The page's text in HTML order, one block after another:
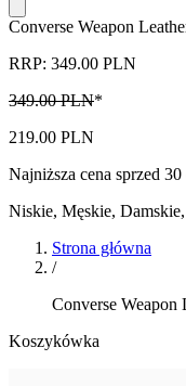
Converse Weapon
RRP: 349.00 PLN
349.00 PLN*
219.00 PLN
Najniższa cena sprzed
Niskie, Męskie,
Strona główna
/
Converse Weapon
Koszykówka